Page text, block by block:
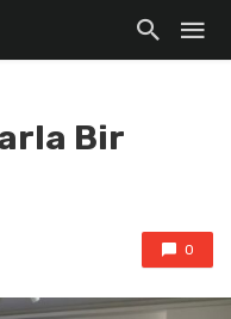
Bir
0